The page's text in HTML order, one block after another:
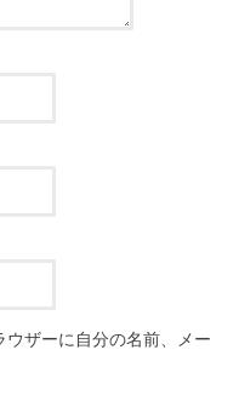
ザーに自分の名前、メー